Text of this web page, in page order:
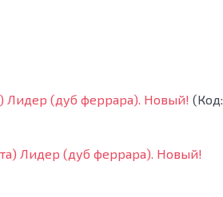
Лидер (дуб феррара). Новый! (Код: